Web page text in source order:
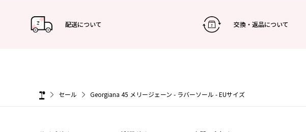
配送について 交換・返品について
セール Georgiana 45 メリージェーン - ラバーソール - EUサイズ